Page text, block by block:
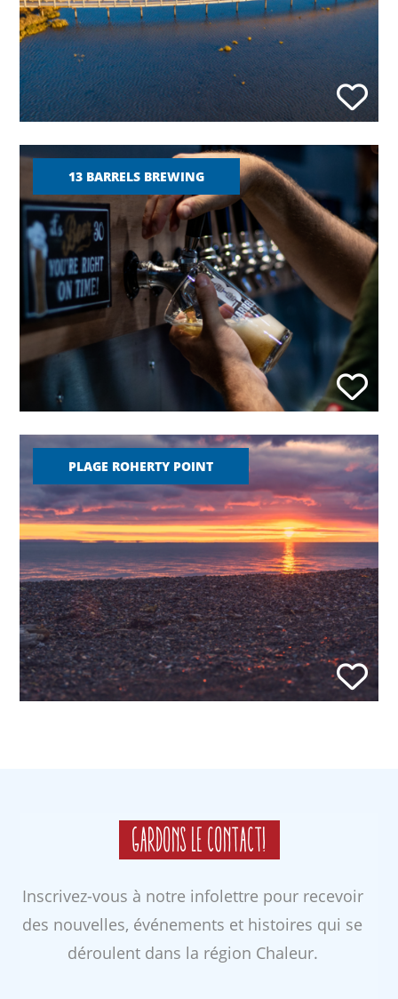
13 BARRELS BREWING
PLAGE ROHERTY POINT
Gardons le contact!
Inscrivez-vous à notre infolettre pour recevoir
des nouvelles, événements et histoires qui se
déroulent dans la région Chaleur.